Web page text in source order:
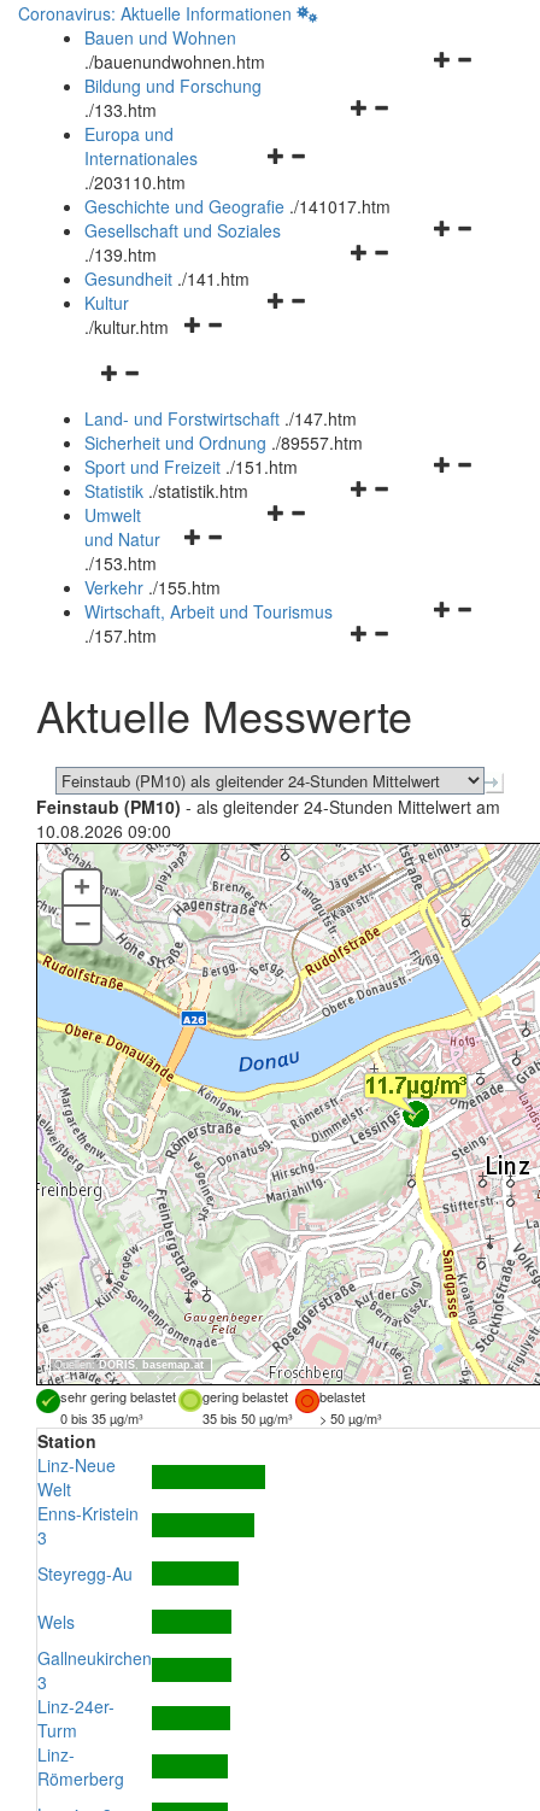
Coronavirus: Aktuelle Informationen
Bauen und Wohnen
./bauenundwohnen.htm
Navigationsmenü
Bildung und Forschung
./133.htm
Navigationsmenü
und
schließen
Europa und
Internationales
./203110.htm
Geschichte und Geografie ./141017.htm
Navigationsmenü
Gesellschaft und Soziales
./139.htm
Navigationsmenü
Gesundheit ./141.htm
Navigationsmenü
Kultur
./kultur.htm
Navigationsmenü
und
schließen
Land- und Forstwirtschaft ./147.htm
Sicherheit und Ordnung ./89557.htm
Navigationsmenü
Sport und Freizeit ./151.htm
Navigationsmenü
Statistik ./statistik.htm
Navigationsmenü
und
schließen
Umwelt
und Natur
./153.htm
Verkehr ./155.htm
Navigationsmenü
schließen
Wirtschaft, Arbeit und Tourismus
./157.htm
Aktuelle Messwerte
Feinstaub (PM10) - als gleitender 24-Stunden Mittelwert am
10.08.2026 09:00
Quellen:DORIS, basemap.at
+
–
sehr gering belastet gering belastet
belastet
0 bis 35 µg/m³
35 bis 50 µg/m³ > 50 µg/m³
Station
Linz-Neue
Welt
Enns-Kristein
3
Steyregg-Au
Wels
Gallneukirchen
3
Linz-24er-
Turm
Linz-
Römerberg